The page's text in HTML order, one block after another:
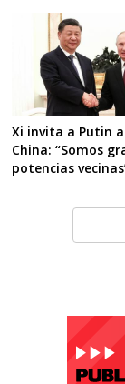
Xi invita a Putin
China: “Somos
potencias